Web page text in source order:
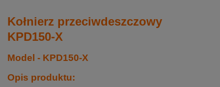
Kołnierz przeciwdeszczowy
KPD150-X
Model - KPD150-X
Opis produktu: